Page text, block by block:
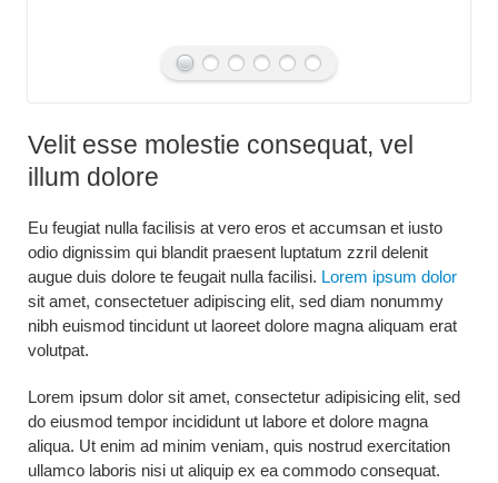
Velit esse molestie consequat, vel
illum dolore
Eu feugiat nulla facilisis at vero eros et accumsan et iusto
odio dignissim qui blandit praesent luptatum zzril delenit
augue duis dolore te feugait nulla facilisi. Lorem ipsum dolor
sit amet, consectetuer adipiscing elit, sed diam nonummy
nibh euismod tincidunt ut laoreet dolore magna aliquam erat
volutpat.
Lorem ipsum dolor sit amet, consectetur adipisicing elit, sed
do eiusmod tempor incididunt ut labore et dolore magna
aliqua. Ut enim ad minim veniam, quis nostrud exercitation
ullamco laboris nisi ut aliquip ex ea commodo consequat.